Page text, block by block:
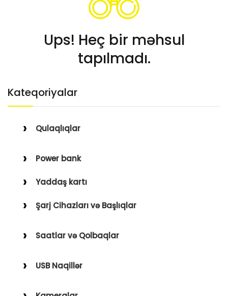
Kateqoriyalar
Qulaqlıqlar
Qulaqüstü
Power bank
Yaddaş kartı
Şarj Cihazları və Başlıqlar
Saatlar və Qolbaqlar
Saat Qolbaqları
USB Naqillər
Ups! Heç bir məhsul
tapılmadı.